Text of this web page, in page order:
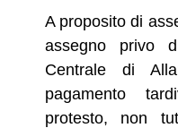
A proposito di
assegno privo
Centrale di
pagamento
protesto, non